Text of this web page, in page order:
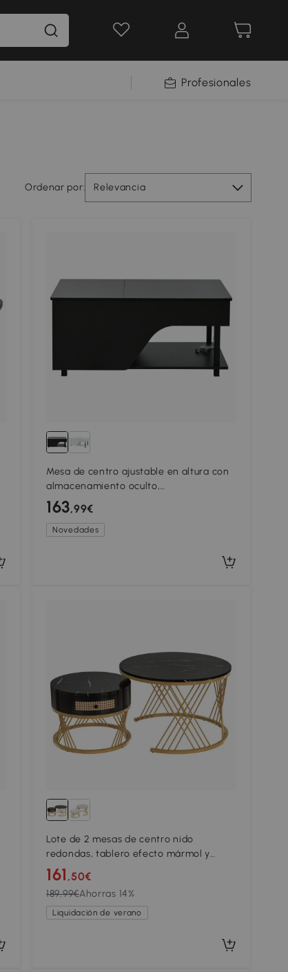
Profesionales
Ordenar por: Relevancia
Mesa de centro ajustable en altura con
almacenamiento oculto,
compartimentos laterales ajustables,
50x100x46 cm, Negro
163,99€
Novedades
Lote de 2 mesas de centro nido
redondas, tablero efecto mármol y
cajones en ratán sintético, patas de
metal, 70x70x45,5 cm + 50x50x38,5 cm,
Negro
161 ,50€
189,99€Ahorras 14%
Liquidación de verano